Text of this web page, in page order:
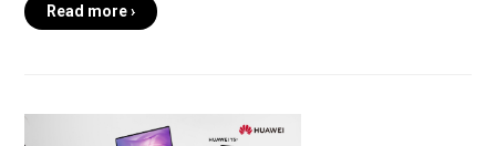
Read more ›